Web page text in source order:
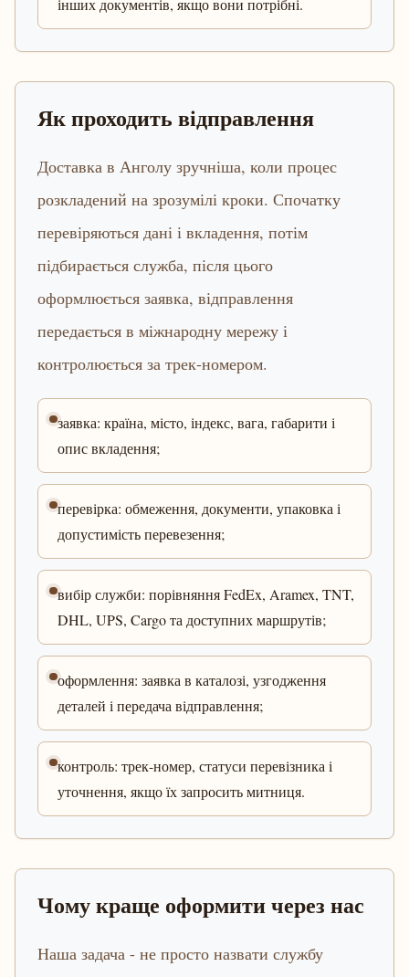
інших документів, якщо вони потрібні.
Як проходить відправлення
Доставка в Анголу зручніша, коли процес
розкладений на зрозумілі кроки. Спочатку
перевіряються дані і вкладення, потім
підбирається служба, після цього
оформлюється заявка, відправлення
передається в міжнародну мережу і
контролюється за трек-номером.
заявка: країна, місто, індекс, вага, габарити і
опис вкладення;
перевірка: обмеження, документи, упаковка і
допустимість перевезення;
вибір служби: порівняння FedEx, Aramex, TNT,
DHL, UPS, Cargo та доступних маршрутів;
оформлення: заявка в каталозі, узгодження
деталей і передача відправлення;
контроль: трек-номер, статуси перевізника і
уточнення, якщо їх запросить митниця.
Чому краще оформити через нас
Наша задача - не просто назвати службу